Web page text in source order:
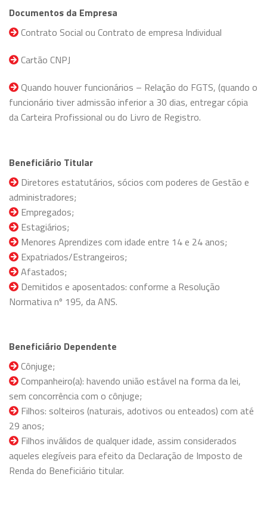
Documentos da Empresa
Contrato Social ou Contrato de empresa Individual
Cartão CNPJ
Quando houver funcionários – Relação do FGTS, (quando o
funcionário tiver admissão inferior a 30 dias, entregar cópia
da Carteira Profissional ou do Livro de Registro.
Beneficiário Titular
Diretores estatutários, sócios com poderes de Gestão e
administradores;
Empregados;
Estagiários;
Menores Aprendizes com idade entre 14 e 24 anos;
Expatriados/Estrangeiros;
Afastados;
Demitidos e aposentados: conforme a Resolução
Normativa nº 195, da ANS.
Beneficiário Dependente
Cônjuge;
Companheiro(a): havendo união estável na forma da lei,
sem concorrência com o cônjuge;
Filhos: solteiros (naturais, adotivos ou enteados) com até
29 anos;
Filhos inválidos de qualquer idade, assim considerados
aqueles elegíveis para efeito da Declaração de Imposto de
Renda do Beneficiário titular.